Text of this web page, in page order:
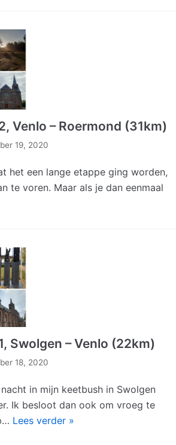
Venlo – Roermond (31km)
19, 2020
het een lange etappe ging worden,
te voren. Maar als je dan eenmaal
Swolgen – Venlo (22km)
18, 2020
in mijn keetbush in Swolgen
Ik besloot dan ook om vroeg te
Lees verder »